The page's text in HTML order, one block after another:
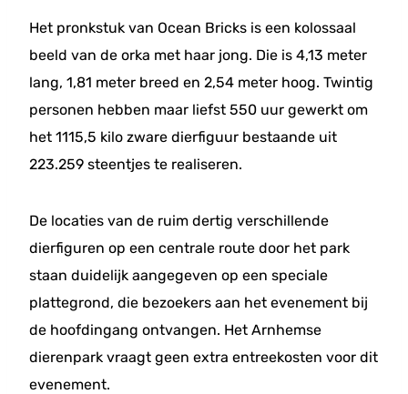
Het pronkstuk van Ocean Bricks is een kolossaal
beeld van de orka met haar jong. Die is 4,13 meter
lang, 1,81 meter breed en 2,54 meter hoog. Twintig
personen hebben maar liefst 550 uur gewerkt om
het 1115,5 kilo zware dierfiguur bestaande uit
223.259 steentjes te realiseren.
De locaties van de ruim dertig verschillende
dierfiguren op een centrale route door het park
staan duidelijk aangegeven op een speciale
plattegrond, die bezoekers aan het evenement bij
de hoofdingang ontvangen. Het Arnhemse
dierenpark vraagt geen extra entreekosten voor dit
evenement.